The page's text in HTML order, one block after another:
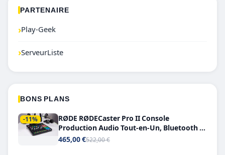
PARTENAIRE
›Play-Geek
›ServeurListe
BONS PLANS
-11%
RØDE RØDECaster Pro II Console
Production Audio Tout-en-Un, Bluetooth et
Double USB-C
465,00 €522,00 €